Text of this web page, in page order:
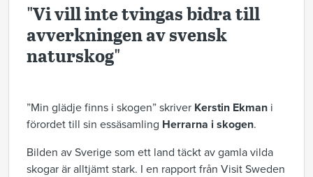
"Vi vill inte tvingas bidra till
avverkningen av svensk
naturskog"
”Min glädje finns i skogen” skriver Kerstin Ekman i
förordet till sin essäsamling Herrarna i skogen.
Bilden av Sverige som ett land täckt av gamla vilda
skogar är alltjämt stark. I en rapport från Visit Sweden